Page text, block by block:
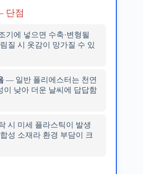
단점
에 넣으면 수축·변형될
질 시 옷감이 망가질 수 있
— 일반 폴리에스터는 천연
이 낮아 더운 날씨에 답답함
시 미세 플라스틱이 발생
성 소재라 환경 부담이 크